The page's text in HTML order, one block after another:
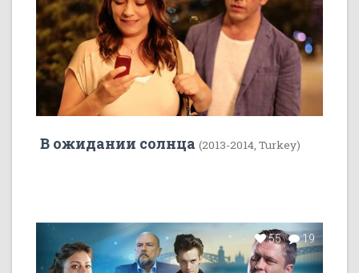
В ожидании солнца (2013-2014, Turkey)
55 19